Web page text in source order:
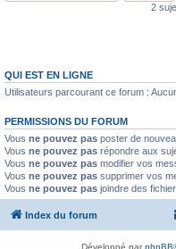
2
QUI EST EN LIGNE
Utilisateurs parcourant ce forum :
PERMISSIONS DU FORUM
Vous ne pouvez pas poster de
Vous ne pouvez pas répondre aux
Vous ne pouvez pas modifier vos
Vous ne pouvez pas supprimer vos
Vous ne pouvez pas joindre des
Index du forum
Développé parphpBB